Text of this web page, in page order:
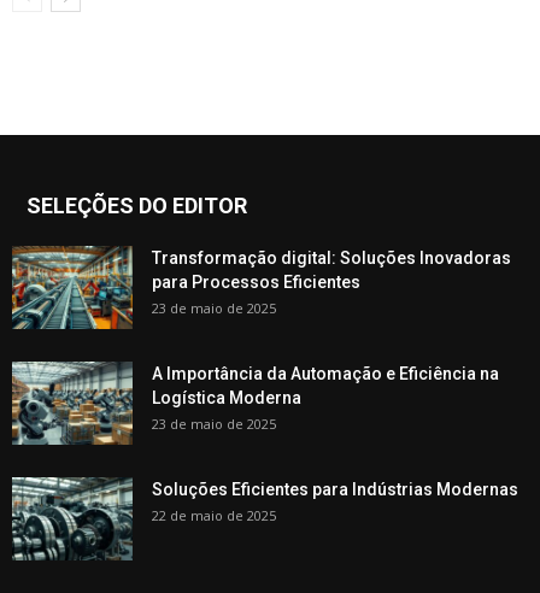
SELEÇÕES DO EDITOR
Transformação digital: Soluções Inovadoras
para Processos Eficientes
23 de maio de 2025
A Importância da Automação e Eficiência na
Logística Moderna
23 de maio de 2025
Soluções Eficientes para Indústrias Modernas
22 de maio de 2025